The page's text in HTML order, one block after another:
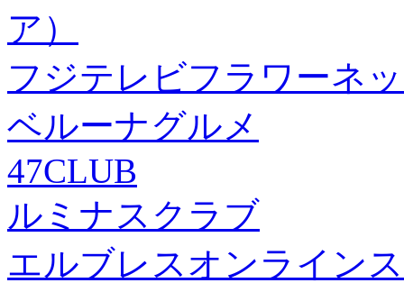
ア）
フジテレビフラワーネ
ベルーナグルメ
47CLUB
ルミナスクラブ
エルブレスオンライン